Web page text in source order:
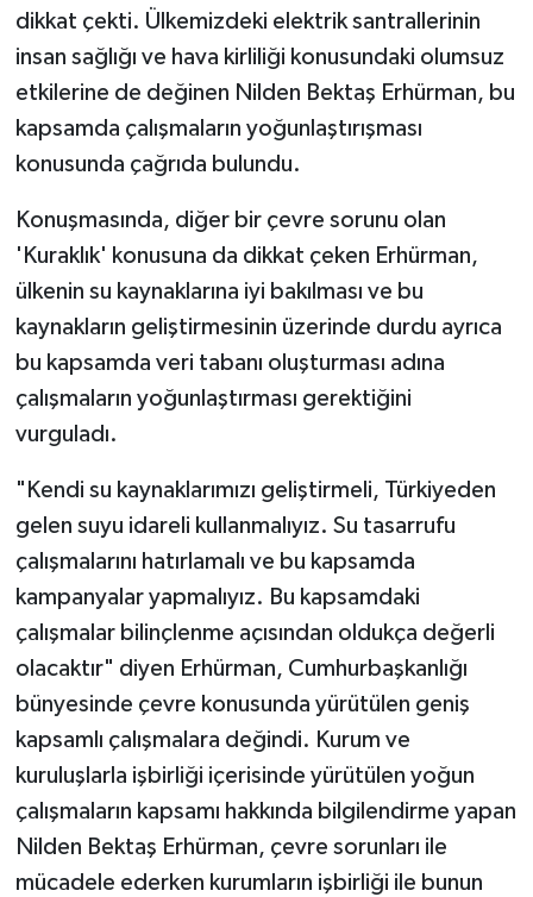
dikkat çekti. Ülkemizdeki elektrik santrallerinin
insan sağlığı ve hava kirliliği konusundaki olumsuz
etkilerine de değinen Nilden Bektaş Erhürman, bu
kapsamda çalışmaların yoğunlaştırışması
konusunda çağrıda bulundu.
Konuşmasında, diğer bir çevre sorunu olan
'Kuraklık' konusuna da dikkat çeken Erhürman,
ülkenin su kaynaklarına iyi bakılması ve bu
kaynakların geliştirmesinin üzerinde durdu ayrıca
bu kapsamda veri tabanı oluşturması adına
çalışmaların yoğunlaştırması gerektiğini
vurguladı.
"Kendi su kaynaklarımızı geliştirmeli, Türkiyeden
gelen suyu idareli kullanmalıyız. Su tasarrufu
çalışmalarını hatırlamalı ve bu kapsamda
kampanyalar yapmalıyız. Bu kapsamdaki
çalışmalar bilinçlenme açısından oldukça değerli
olacaktır" diyen Erhürman, Cumhurbaşkanlığı
bünyesinde çevre konusunda yürütülen geniş
kapsamlı çalışmalara değindi. Kurum ve
kuruluşlarla işbirliği içerisinde yürütülen yoğun
çalışmaların kapsamı hakkında bilgilendirme yapan
Nilden Bektaş Erhürman, çevre sorunları ile
mücadele ederken kurumların işbirliği ile bunun